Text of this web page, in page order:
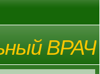
ВРАЧ